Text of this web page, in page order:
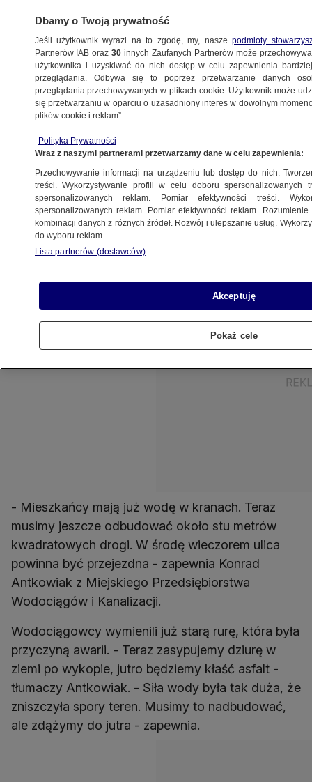
WROCŁAW
22.05.2012, 16:15
Udostępnij
W środę wieczorem wodociągowcy mają
zakończyć prace na ul. Braniborskiej, gdzie w
poniedziałek doszło do poważnej awarii.
- Mieszkańcy mają już wodę w kranach. Teraz
musimy jeszcze odbudować około stu metrów
kwadratowych drogi. W środę wieczorem ulica
powinna być przejezdna - zapewnia Konrad
Antkowiak z Miejskiego Przedsiębiorstwa
Wodociągów i Kanalizacji.
Wodociągowcy wymienili już starą rurę, która była
przyczyną awarii. - Teraz zasypujemy dziurę w
ziemi po wykopie, jutro będziemy kłaść asfalt -
tłumaczy Antkowiak. - Siła wody była tak duża, że
zniszczyła spory teren. Musimy to nadbudować,
ale zdążymy do jutra - zapewnia.
Dbamy o Twoją prywatność
Jeśli użytkownik wyrazi na to zgodę, my, naszepodmioty
Partnerów IAB oraz30 innych Zaufanych Partnerów może
użytkownika i uzyskiwać do nich dostęp w celu zapewnienia
przeglądania. Odbywa się to poprzez przetwarzanie danych
przeglądania przechowywanych w plikach cookie. Użytkownik może
się przetwarzaniu w oparciu o uzasadniony interes w dowolnym
plików cookie i reklam”.
Polityka Prywatności
Wraz z naszymi partnerami przetwarzamy dane w celu zapewnienia:
Przechowywanie informacji na urządzeniu lub dostęp do nich.
treści. Wykorzystywanie profili w celu doboru spersonalizowanych
spersonalizowanych reklam. Pomiar efektywności treści.
spersonalizowanych reklam. Pomiar efektywności reklam.
kombinacji danych z różnych źródeł. Rozwój i ulepszanie usług.
do wyboru reklam.
Lista partnerów (dostawców)
Akceptuję
Pokaż cele